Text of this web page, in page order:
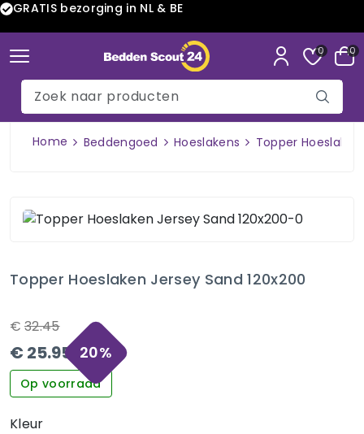
GRATIS bezorging in NL & BE
0 0
Home Beddengoed Hoeslakens Topper
Topper Hoeslaken Jersey Sand 120x200
€ 32.45
€ 25.95 20%
Op voorraad
Kleur